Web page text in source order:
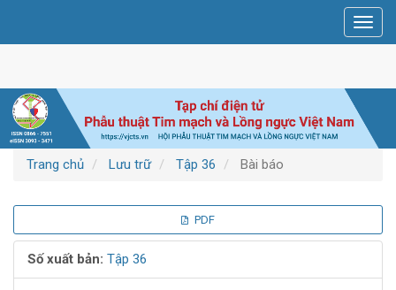
chính
chính
Thanh
bên
Trang chủ Lưu trữ Tập 36 Bài báo
bên
PDF
Số xuất bản: Tập 36